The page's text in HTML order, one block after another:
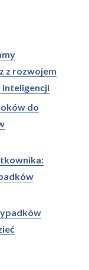
z rozwojem
do